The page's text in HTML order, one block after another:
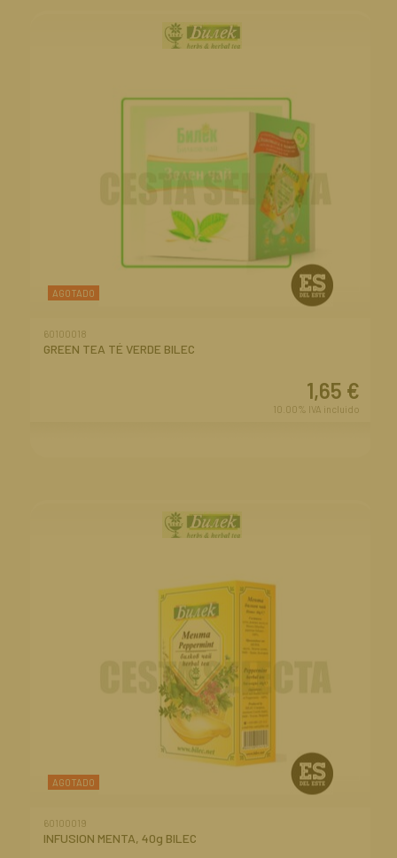
AGOTADO
60100018
GREEN TEA TÉ VERDE BILEC
1,65 €
10.00% IVA incluido
AGOTADO
60100019
INFUSION MENTA, 40g BILEC